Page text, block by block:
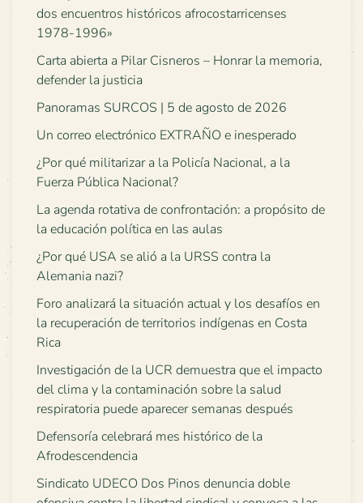
dos encuentros históricos afrocostarricenses
1978-1996»
Carta abierta a Pilar Cisneros – Honrar la memoria,
defender la justicia
Panoramas SURCOS | 5 de agosto de 2026
Un correo electrónico EXTRAÑO e inesperado
¿Por qué militarizar a la Policía Nacional, a la
Fuerza Pública Nacional?
La agenda rotativa de confrontación: a propósito de
la educación política en las aulas
¿Por qué USA se alió a la URSS contra la
Alemania nazi?
Foro analizará la situación actual y los desafíos en
la recuperación de territorios indígenas en Costa
Rica
Investigación de la UCR demuestra que el impacto
del clima y la contaminación sobre la salud
respiratoria puede aparecer semanas después
Defensoría celebrará mes histórico de la
Afrodescendencia
Sindicato UDECO Dos Pinos denuncia doble